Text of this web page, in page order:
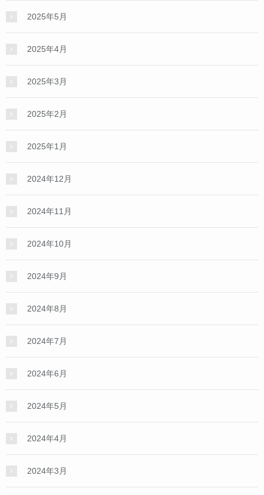
2025年5月
2025年4月
2025年3月
2025年2月
2025年1月
2024年12月
2024年11月
2024年10月
2024年9月
2024年8月
2024年7月
2024年6月
2024年5月
2024年4月
2024年3月